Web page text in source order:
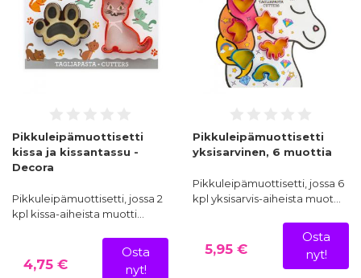
Pikkuleipämuottisetti
kissa ja kissantassu -
Decora
Pikkuleipämuottisetti, jossa 2
kpl kissa-aiheista muotti…
4,75 €
Osta
nyt!
Pikkuleipämuottisetti
yksisarvinen, 6 muottia
Pikkuleipämuottisetti, jossa 6
kpl yksisarvis-aiheista muot…
5,95 €
Osta
nyt!